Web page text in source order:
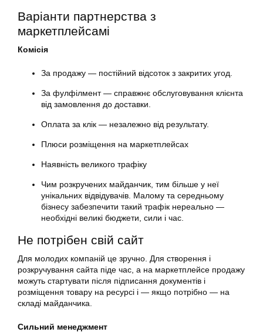
Варіанти партнерства з
маркетплейсамі
Комісія
За продажу — постійний відсоток з закритих угод.
За фулфілмент — справжнє обслуговування клієнта
від замовлення до доставки.
Оплата за клік — незалежно від результату.
Плюси розміщення на маркетплейсах
Наявність великого трафіку
Чим розкручених майданчик, тим більше у неї
унікальних відвідувачів. Малому та середньому
бізнесу забезпечити такий трафік нереально —
необхідні великі бюджети, сили і час.
Не потрібен свій сайт
Для молодих компаній це зручно. Для створення і
розкручування сайта піде час, а на маркетплейсе продажу
можуть стартувати після підписання документів і
розміщення товару на ресурсі і — якщо потрібно — на
складі майданчика.
Сильний менеджмент